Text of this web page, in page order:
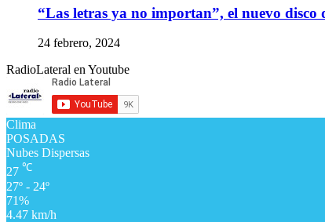
“Las letras ya no importan”, el nuevo disco
24 febrero, 2024
RadioLateral en Youtube
Clima
POSADAS
Nubes Dispersas
27 ℃
27º - 24º
71%
4.47 km/h